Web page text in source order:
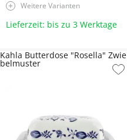
Weitere Varianten
Lieferzeit: bis zu 3 Werktage
Kahla Butterdose "Rosella" Zwie
belmuster